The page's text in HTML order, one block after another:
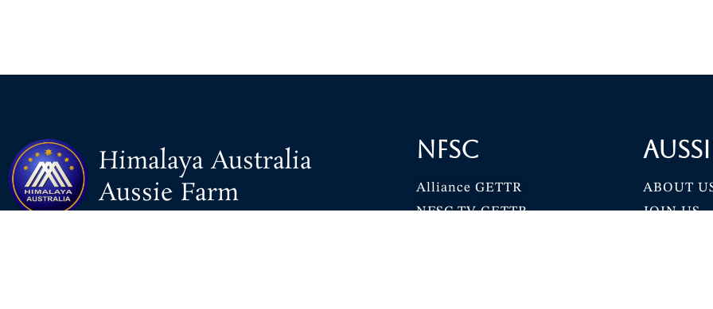
Himalaya Australia
Aussie Farm
NFSC
Alliance GETTR
NFSC TV GETTR
ABOUT
JOIN US